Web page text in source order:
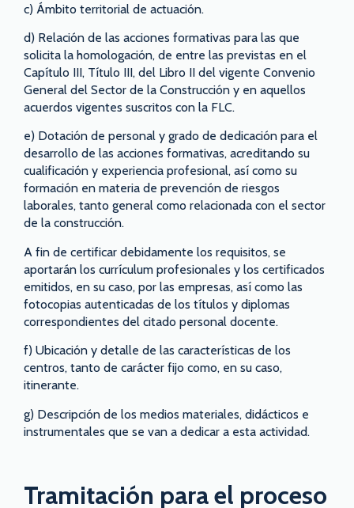
c) Ámbito territorial de actuación.
d) Relación de las acciones formativas para las que
solicita la homologación, de entre las previstas en el
Capítulo III, Título III, del Libro II del vigente Convenio
General del Sector de la Construcción y en aquellos
acuerdos vigentes suscritos con la FLC.
e) Dotación de personal y grado de dedicación para el
desarrollo de las acciones formativas, acreditando su
cualificación y experiencia profesional, así como su
formación en materia de prevención de riesgos
laborales, tanto general como relacionada con el sector
de la construcción.
A fin de certificar debidamente los requisitos, se
aportarán los currículum profesionales y los certificados
emitidos, en su caso, por las empresas, así como las
fotocopias autenticadas de los títulos y diplomas
correspondientes del citado personal docente.
f) Ubicación y detalle de las características de los
centros, tanto de carácter fijo como, en su caso,
itinerante.
g) Descripción de los medios materiales, didácticos e
instrumentales que se van a dedicar a esta actividad.
Tramitación para el proceso